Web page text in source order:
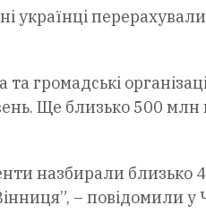
українці
громадські
Ще близько 500
назбирали близько
– повідомили у